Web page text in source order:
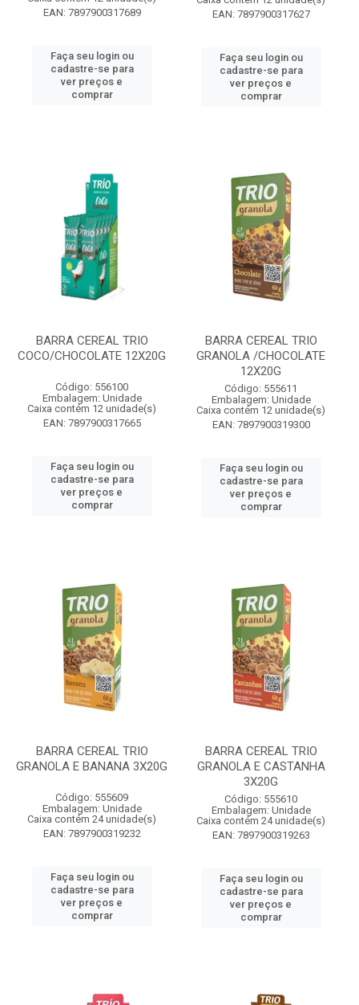
EAN: 7897900317689
Faça seu login ou
cadastre-se para
ver preços e
comprar
EAN: 7897900317627
Faça seu login ou
cadastre-se para
ver preços e
comprar
BARRA CEREAL TRIO
COCO/CHOCOLATE 12X20G
Código: 556100
Embalagem: Unidade
Caixa contém 12 unidade(s)
EAN: 7897900317665
Faça seu login ou
cadastre-se para
ver preços e
comprar
BARRA CEREAL TRIO
GRANOLA /CHOCOLATE
12X20G
Código: 555611
Embalagem: Unidade
Caixa contém 12 unidade(s)
EAN: 7897900319300
Faça seu login ou
cadastre-se para
ver preços e
comprar
BARRA CEREAL TRIO
GRANOLA E BANANA 3X20G
Código: 555609
Embalagem: Unidade
Caixa contém 24 unidade(s)
EAN: 7897900319232
Faça seu login ou
cadastre-se para
ver preços e
comprar
BARRA CEREAL TRIO
GRANOLA E CASTANHA
3X20G
Código: 555610
Embalagem: Unidade
Caixa contém 24 unidade(s)
EAN: 7897900319263
Faça seu login ou
cadastre-se para
ver preços e
comprar